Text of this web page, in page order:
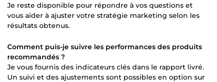
Je reste disponible pour répondre à vos questions et
vous aider à ajuster votre stratégie marketing selon les
résultats obtenus.
Comment puis-je suivre les performances des produits
recommandés ?
Je vous fournis des indicateurs clés dans le rapport livré.
Un suivi et des ajustements sont possibles en option sur